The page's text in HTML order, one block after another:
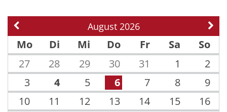
Vorherige Seite August 2026
Mo
Di Mi Do Fr Sa
So
27
28 29 30 31 1
2
3
4 5 6 7 8
9
10
11 12 13 14 15
16